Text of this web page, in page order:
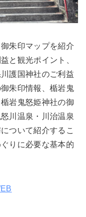
朱印マップを紹介
と観光ポイント、
護国神社のご利益
朱印情報、楯岩鬼
岩鬼怒姫神社の御
川温泉・川治温泉
ついて紹介するこ
りに必要な基本的